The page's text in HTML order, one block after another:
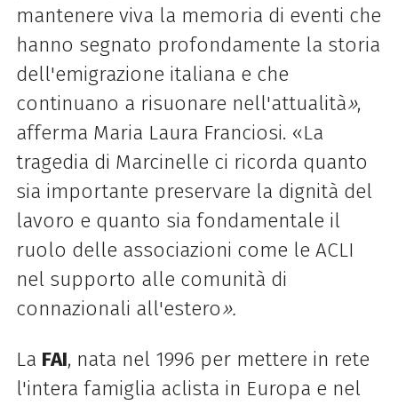
mantenere viva la memoria di eventi che
hanno segnato profondamente la storia
dell'emigrazione italiana e che
continuano a risuonare nell'attualità»,
afferma Maria Laura Franciosi. «La
tragedia di Marcinelle ci ricorda quanto
sia importante preservare la dignità del
lavoro e quanto sia fondamentale il
ruolo delle associazioni come le ACLI
nel supporto alle comunità di
connazionali all'estero».
La FAI, nata nel 1996 per mettere in rete
l'intera famiglia aclista in Europa e nel